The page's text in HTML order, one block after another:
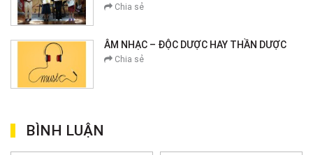
Chia sẻ
ÂM NHẠC – ĐỘC DƯỢC HAY THẦN DƯỢC
Chia sẻ
BÌNH LUẬN